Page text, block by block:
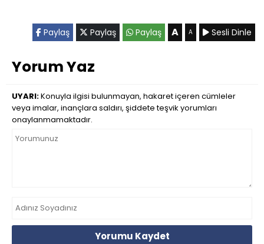
Paylaş Paylaş Paylaş A A Sesli Dinle
Yorum Yaz
UYARI:Konuyla ilgisi bulunmayan, hakaret içeren cümleler
veya imalar, inançlara saldırı, şiddete teşvik yorumları
onaylanmamaktadır.
Yorumu Kaydet